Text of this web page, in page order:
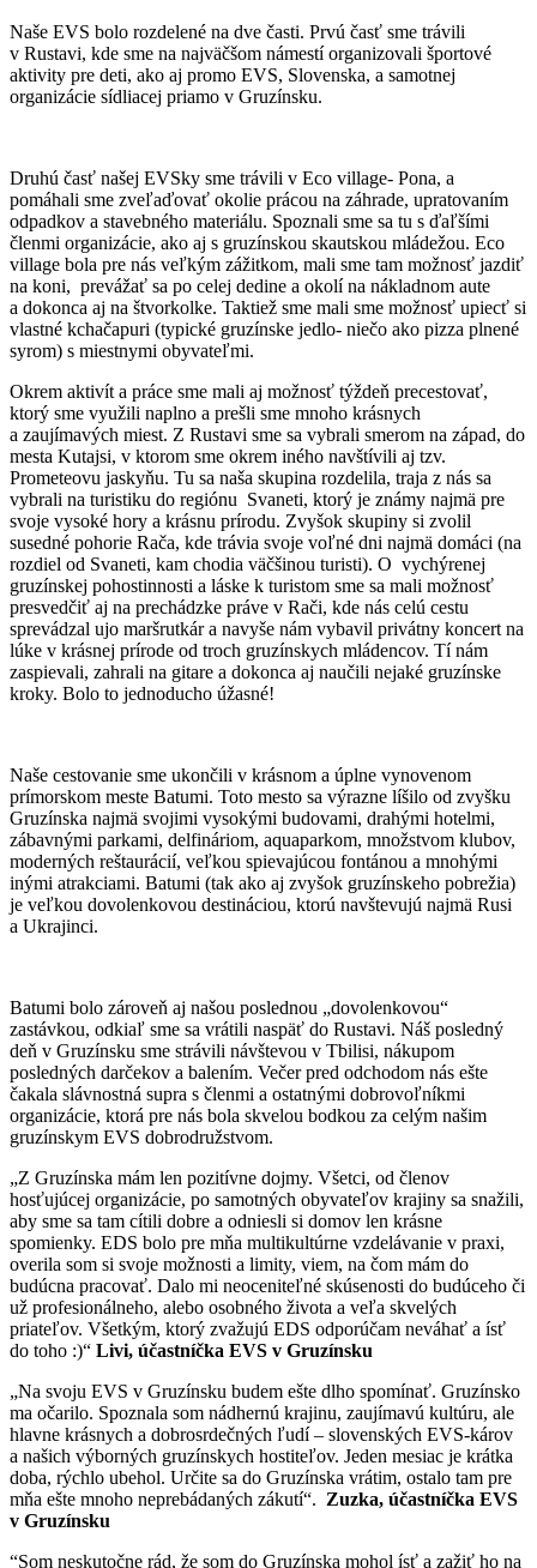
Naše EVS bolo rozdelené na dve časti. Prvú časť sme trávili
v Rustavi, kde sme na najväčšom námestí organizovali športové
aktivity pre deti, ako aj promo EVS, Slovenska, a samotnej
organizácie sídliacej priamo v Gruzínsku.
Druhú časť našej EVSky sme trávili v Eco village- Pona, a
pomáhali sme zveľaďovať okolie prácou na záhrade, upratovaním
odpadkov a stavebného materiálu. Spoznali sme sa tu s ďaľšími
členmi organizácie, ako aj s gruzínskou skautskou mládežou. Eco
village bola pre nás veľkým zážitkom, mali sme tam možnosť jazdiť
na koni, prevážať sa po celej dedine a okolí na nákladnom aute
a dokonca aj na štvorkolke. Taktiež sme mali sme možnosť upiecť si
vlastné kchačapuri (typické gruzínske jedlo- niečo ako pizza plnené
syrom) s miestnymi obyvateľmi.
Okrem aktivít a práce sme mali aj možnosť týždeň precestovať,
ktorý sme využili naplno a prešli sme mnoho krásnych
a zaujímavých miest. Z Rustavi sme sa vybrali smerom na západ, do
mesta Kutajsi, v ktorom sme okrem iného navštívili aj tzv.
Prometeovu jaskyňu. Tu sa naša skupina rozdelila, traja z nás sa
vybrali na turistiku do regiónu Svaneti, ktorý je známy najmä pre
svoje vysoké hory a krásnu prírodu. Zvyšok skupiny si zvolil
susedné pohorie Rača, kde trávia svoje voľné dni najmä domáci (na
rozdiel od Svaneti, kam chodia väčšinou turisti). O vychýrenej
gruzínskej pohostinnosti a láske k turistom sme sa mali možnosť
presvedčiť aj na prechádzke práve v Rači, kde nás celú cestu
sprevádzal ujo maršrutkár a navyše nám vybavil privátny koncert na
lúke v krásnej prírode od troch gruzínskych mládencov. Tí nám
zaspievali, zahrali na gitare a dokonca aj naučili nejaké gruzínske
kroky. Bolo to jednoducho úžasné!
Naše cestovanie sme ukončili v krásnom a úplne vynovenom
prímorskom meste Batumi. Toto mesto sa výrazne líšilo od zvyšku
Gruzínska najmä svojimi vysokými budovami, drahými hotelmi,
zábavnými parkami, delfináriom, aquaparkom, množstvom klubov,
moderných reštaurácií, veľkou spievajúcou fontánou a mnohými
inými atrakciami. Batumi (tak ako aj zvyšok gruzínskeho pobrežia)
je veľkou dovolenkovou destináciou, ktorú navštevujú najmä Rusi
a Ukrajinci.
Batumi bolo zároveň aj našou poslednou „dovolenkovou“
zastávkou, odkiaľ sme sa vrátili naspäť do Rustavi. Náš posledný
deň v Gruzínsku sme strávili návštevou v Tbilisi, nákupom
posledných darčekov a balením. Večer pred odchodom nás ešte
čakala slávnostná supra s členmi a ostatnými dobrovoľníkmi
organizácie, ktorá pre nás bola skvelou bodkou za celým našim
gruzínskym EVS dobrodružstvom.
„Z Gruzínska mám len pozitívne dojmy. Všetci, od členov
hosťujúcej organizácie, po samotných obyvateľov krajiny sa snažili,
aby sme sa tam cítili dobre a odniesli si domov len krásne
spomienky. EDS bolo pre mňa multikultúrne vzdelávanie v praxi,
overila som si svoje možnosti a limity, viem, na čom mám do
budúcna pracovať. Dalo mi neoceniteľné skúsenosti do budúceho či
už profesionálneho, alebo osobného života a veľa skvelých
priateľov. Všetkým, ktorý zvažujú EDS odporúčam neváhať a ísť
do toho :)“ Livi, účastníčka EVS v Gruzínsku
„Na svoju EVS v Gruzínsku budem ešte dlho spomínať. Gruzínsko
ma očarilo. Spoznala som nádhernú krajinu, zaujímavú kultúru, ale
hlavne krásnych a dobrosrdečných ľudí – slovenských EVS-károv
a našich výborných gruzínskych hostiteľov. Jeden mesiac je krátka
doba, rýchlo ubehol. Určite sa do Gruzínska vrátim, ostalo tam pre
mňa ešte mnoho neprebádaných zákutí“. Zuzka, účastníčka EVS
v Gruzínsku
“Som neskutočne rád, že som do Gruzínska mohol ísť a zažiť ho na